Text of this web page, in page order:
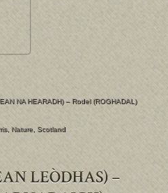
NA HEARADH) – Rodel (ROGHADAL)
,Nature,Scotland